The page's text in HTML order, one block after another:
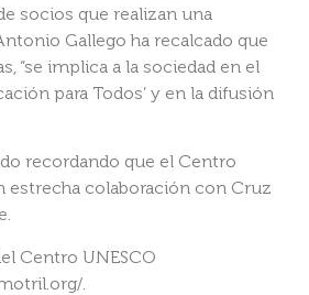
socios que realizan una
Gallego ha recalcado que
“se implica a la sociedad en el
para Todos’ y en la difusión
recordando que el Centro
estrecha colaboración con Cruz
Centro UNESCO
.